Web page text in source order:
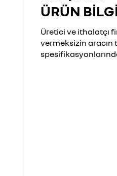
ÜRÜN
Üretici ve ithalatçı
vermeksizin